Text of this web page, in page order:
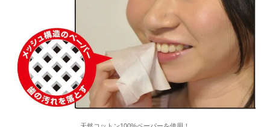
天然コットン100%ペーパーを使用！